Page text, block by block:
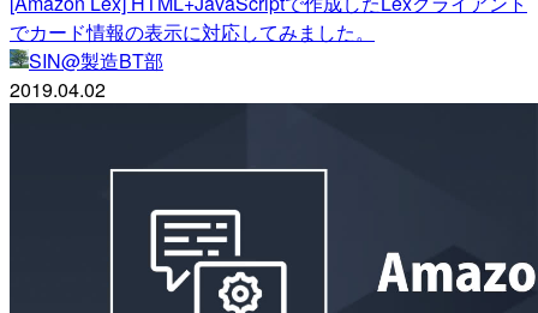
でカード情報の表示に対応してみました。
SIN@製造BT部
2019.04.02